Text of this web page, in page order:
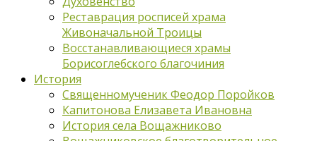
Реставрация росписей храма
Живоначальной Троицы
Восстанавливающиеся храмы
Борисоглебского благочиния
История
Священномученик Феодор Поройков
Капитонова Елизавета Ивановна
История села Вощажниково